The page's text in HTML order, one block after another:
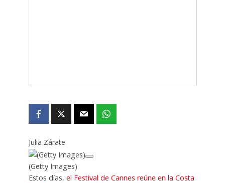
Julia Zárate
(Getty Images)
Estos días, el Festival de Cannes reúne en la Costa